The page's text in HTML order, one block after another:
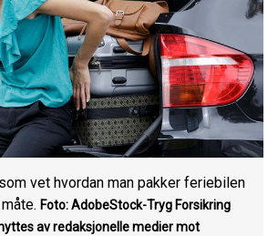
vet hvordan man pakker feriebilen
Foto: AdobeStock-Tryg Forsikring
av redaksjonelle medier mot